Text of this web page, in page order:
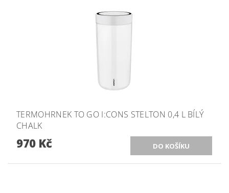
TERMOHRNEK TO GO I:CONS STELTON 0,4 L BÍLÝ
CHALK
970 Kč